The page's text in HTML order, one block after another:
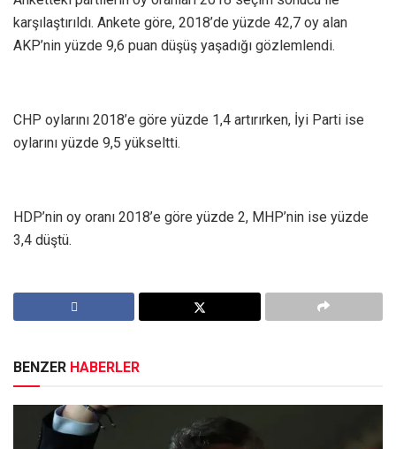
karşılaştırıldı. Ankete göre, 2018’de yüzde 42,7 oy alan
AKP’nin yüzde 9,6 puan düşüş yaşadığı gözlemlendi.
CHP oylarını 2018’e göre yüzde 1,4 artırırken, İyi Parti ise
oylarını yüzde 9,5 yükseltti.
HDP’nin oy oranı 2018’e göre yüzde 2, MHP’nin ise yüzde
3,4 düştü.
BENZER HABERLER